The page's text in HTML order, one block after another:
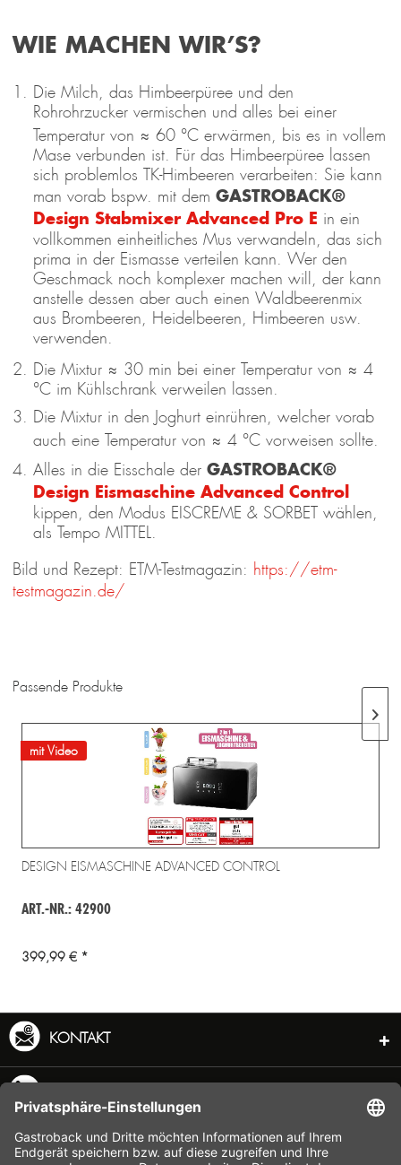
WIE MACHEN WIR’S?
Die Milch, das Himbeerpüree und den
Rohrohrzucker vermischen und alles bei einer
Temperatur von ≈ 60 °C erwärmen, bis es in vollem
Mase verbunden ist. Für das Himbeerpüree lassen
sich problemlos TK-Himbeeren verarbeiten: Sie kann
man vorab bspw. mit demGASTROBACK®
Design Stabmixer Advanced Pro E in ein
vollkommen einheitliches Mus verwandeln, das sich
prima in der Eismasse verteilen kann. Wer den
Geschmack noch komplexer machen will, der kann
anstelle dessen aber auch einen Waldbeerenmix
aus Brombeeren, Heidelbeeren, Himbeeren usw.
verwenden.
Die Mixtur ≈ 30 min bei einer Temperatur von ≈ 4
°C im Kühlschrank verweilen lassen.
Die Mixtur in den Joghurt einrühren, welcher vorab
auch eine Temperatur von ≈ 4 °C vorweisen sollte.
Alles in die Eisschale derGASTROBACK®
Design Eismaschine Advanced Control
kippen, den Modus EISCREME & SORBET wählen,
als Tempo MITTEL.
Bild und Rezept: ETM-Testmagazin: https://etm-
testmagazin.de/
Passende Produkte
mit Video
DESIGN EISMASCHINE ADVANCED CONTROL
ART.-NR.: 42900
399,99 € *
KONTAKT
INFORMATION